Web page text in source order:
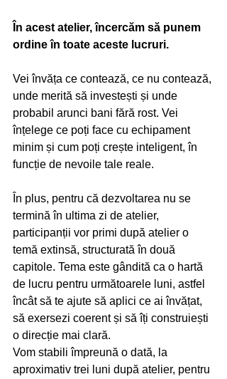
În acest atelier, încercăm să punem
ordine în toate aceste lucruri.
Vei învăța ce contează, ce nu contează,
unde merită să investești și unde
probabil arunci bani fără rost. Vei
înțelege ce poți face cu echipament
minim și cum poți crește inteligent, în
funcție de nevoile tale reale.
În plus, pentru că dezvoltarea nu se
termină în ultima zi de atelier,
participanții vor primi după atelier o
temă extinsă, structurată în două
capitole. Tema este gândită ca o hartă
de lucru pentru următoarele luni, astfel
încât să te ajute să aplici ce ai învățat,
să exersezi coerent și să îți construiești
o direcție mai clară.
Vom stabili împreună o dată, la
aproximativ trei luni după atelier, pentru